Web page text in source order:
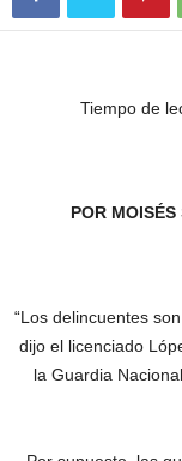
Tiempo de
POR
“Los delincuentes
dijo el licenciado
la Guardia